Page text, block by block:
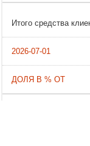
Итого средства